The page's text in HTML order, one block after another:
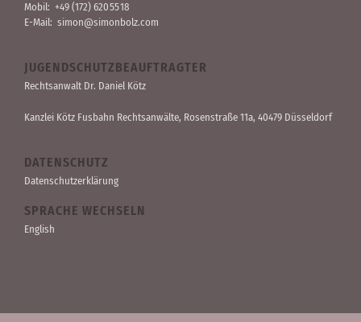
Mobil: +49 (172) 620 55 18
E-Mail: simon@simonbolz.com
JUGENDSCHUTZBEAUFTRAGTER
Rechts­anwalt Dr. Daniel Kötz
Kanzlei Kötz Fusbahn Rechts­anwälte, Rosen­straße 11a, 40479 Düssel­dorf
DATENSCHUTZ
Datenschutzerklärung
SPRACHE WECHSELN
English